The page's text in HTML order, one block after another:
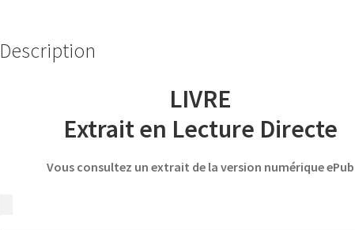
Description
LIVRE
Extrait en Lecture Directe
Vous consultez un extrait de la version numériqueePub